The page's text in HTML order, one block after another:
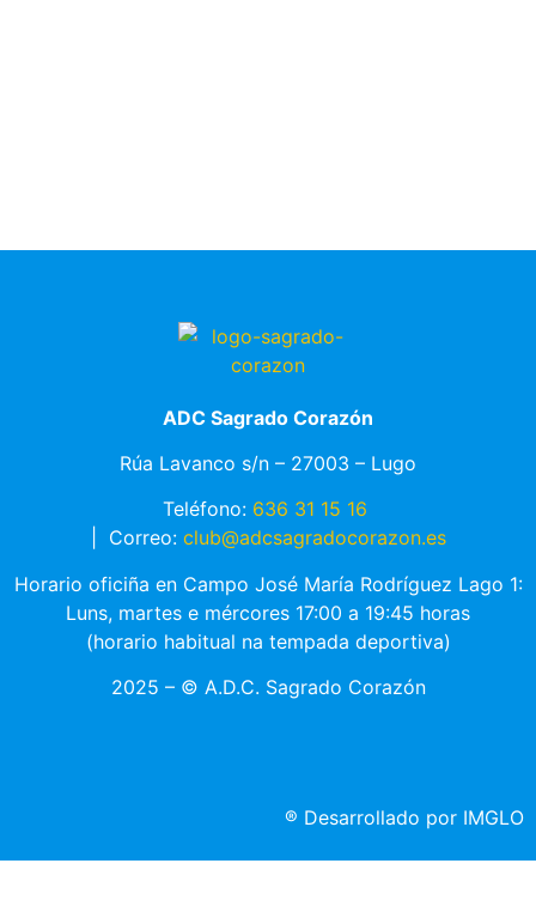
ADC Sagrado Corazón
Rúa Lavanco s/n – 27003 – Lugo
Teléfono: 636 31 15 16
Correo: club@adcsagradocorazon.es
Horario oficiña en Campo José María Rodríguez Lago 1:
Luns, martes e mércores 17:00 a 19:45 horas
(horario habitual na tempada deportiva)
2025 – © A.D.C. Sagrado Corazón
® Desarrollado por IMGLO